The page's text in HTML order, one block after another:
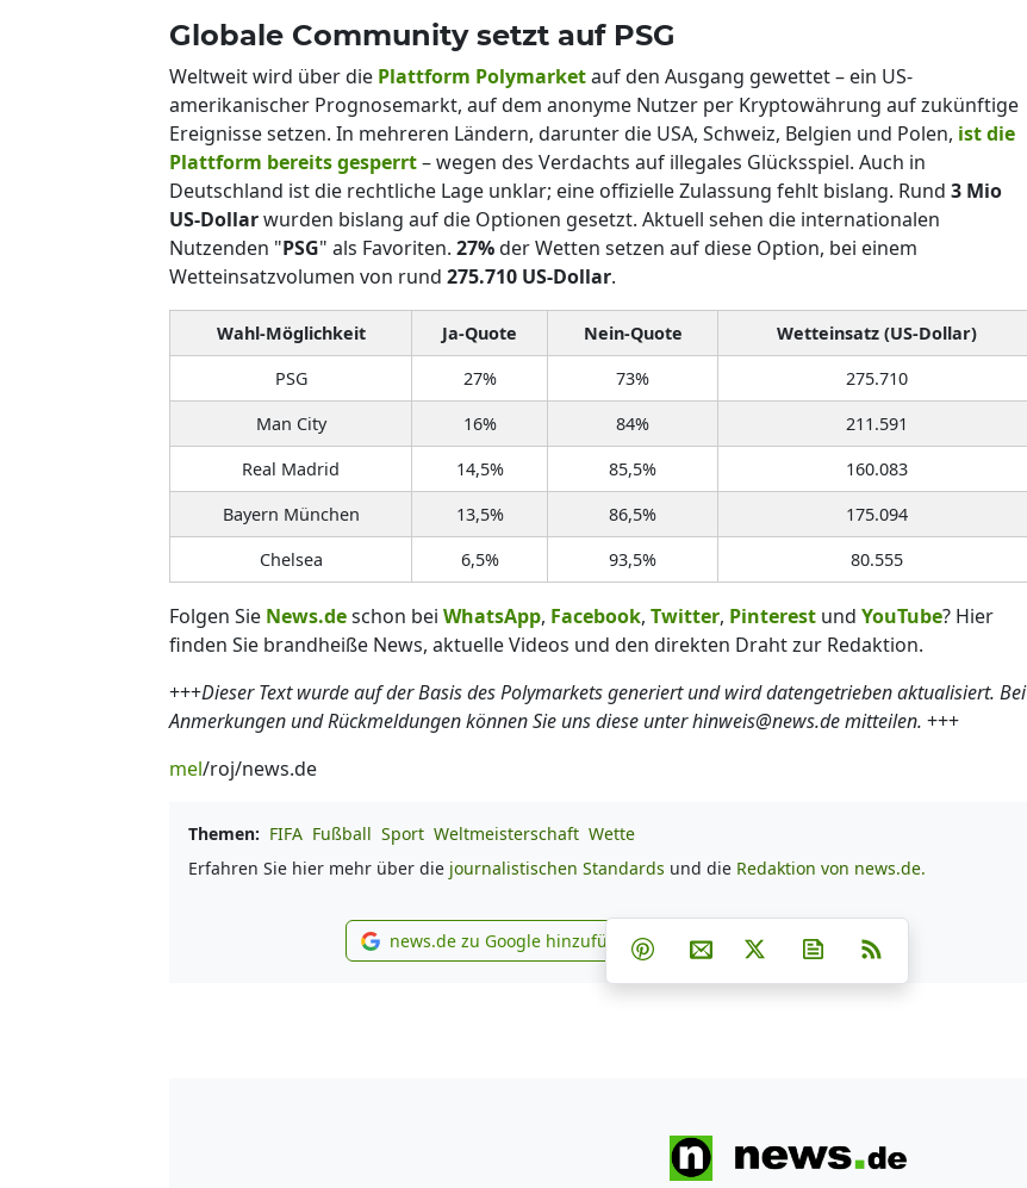
Globale Community setzt auf PSG
Weltweit wird über die Plattform Polymarketauf den Ausgang gewettet – ein US-
amerikanischer Prognosemarkt, auf dem anonyme Nutzer per Kryptowährung auf zukünftige
Ereignisse setzen. In mehreren Ländern, darunter die USA, Schweiz, Belgien und Polen, ist die
Plattform bereits gesperrt– wegen des Verdachts auf illegales Glücksspiel. Auch in
Deutschland ist die rechtliche Lage unklar; eine offizielle Zulassung fehlt bislang. Rund 3 Mio
US-Dollarwurden bislang auf die Optionen gesetzt. Aktuell sehen die internationalen
Nutzenden "PSG" als Favoriten. 27%der Wetten setzen auf diese Option, bei einem
Wetteinsatzvolumen von rund 275.710 US-Dollar.
Wahl-Möglichkeit Ja-Quote Nein-Quote
Wetteinsatz (US-Dollar)
PSG
27% 73%
275.710
Man City
16% 84%
211.591
Real Madrid
14,5% 85,5%
160.083
Bayern München
13,5% 86,5%
175.094
Chelsea
6,5% 93,5% 80.555
Folgen Sie News.deschon bei WhatsApp, Facebook, Twitter, Pinterest und YouTube? Hier
finden Sie brandheiße News, aktuelle Videos und den direkten Draht zur Redaktion.
+++Dieser Text wurde auf der Basis des Polymarkets generiert und wird datengetrieben aktualisiert. Bei
Anmerkungen und Rückmeldungen können Sie uns diese unter hinweis@news.de mitteilen. +++
mel/roj/news.de
Themen: FIFA Fußball Sport Weltmeisterschaft Wette
Erfahren Sie hier mehr über die journalistischen Standards und die Redaktion von news.de.
news.de zu Google hinzufügen
news.de zu Google hinzufügen Teilen auf Facebook
Teilen auf Whatsapp
Teilen auf Telegram
Teilen auf Pinterest
Per E-Mail teilen
Post auf XNewsletter abonnieren